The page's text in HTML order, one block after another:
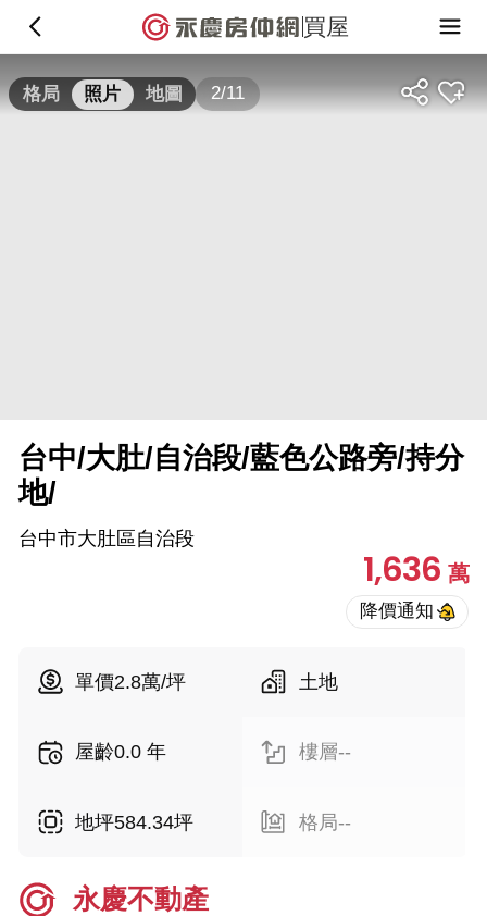
買屋
格局 照片 地圖 2/11
台中/大肚/自治段/藍色公路旁/持分
地/
台中市大肚區自治段
1,636萬
單價2.8萬/坪 土地
屋齡0.0 年 樓層--
地坪584.34坪 格局--
永慶不動產